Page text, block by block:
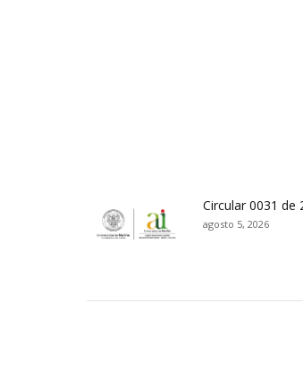
Circular 0031 de
agosto 5, 2026